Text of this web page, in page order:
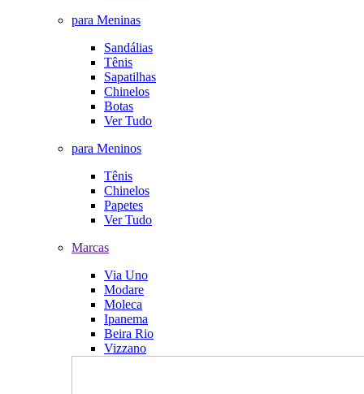
para Meninas
Sandálias
Tênis
Sapatilhas
Chinelos
Botas
Ver Tudo
para Meninos
Tênis
Chinelos
Papetes
Ver Tudo
Marcas
Via Uno
Modare
Moleca
Ipanema
Beira Rio
Vizzano